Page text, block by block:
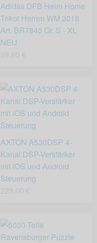
Adidas DFB Heim Home
Trikot Herren WM 2018
Art. BR7843 Gr. S - XL
NEU
AXTON A530DSP 4-
Kanal DSP-Verstärker
mit iOS und Android
Steuerung